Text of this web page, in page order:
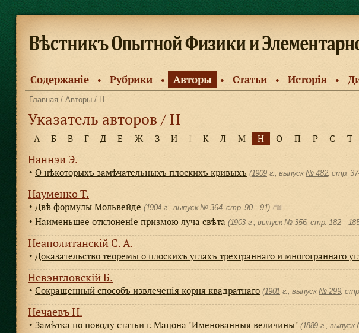
Содержанiе ● Рубрики ● Авторы ● Статьи ● Исторiя ●
Главная / Авторы / Н
Указатель авторов / Н
А Б В Г Д Е Ж З И І К Л М Н О П Р С Т
Наннэи Э.
● О нѣкоторыхъ замѣчательныхъ плоскихъ кривыхъ (1909 г., выпуск№ 482, cтр.
Науменко Т.
● Двѣ формулы Мольвейде (1904 г., выпуск№ 364, cтр. 90—91)
● Наименьшее отклоненіе призмою луча свѣта (1903 г., выпуск№ 356, cтр.
Неаполитанскiй С. А.
● Доказательство теоремы о плоскихъ углахъ трехграннаго и многограннаго
Невэнгловскiй Б.
● Сокращенный способъ извлеченiя корня квадратнаго (1901 г., выпуск№ 299,
Нечаевъ Н.
● Замѣтка по поводу статьи г. Мацона "Именованныя величины" (1889 г., выпуск